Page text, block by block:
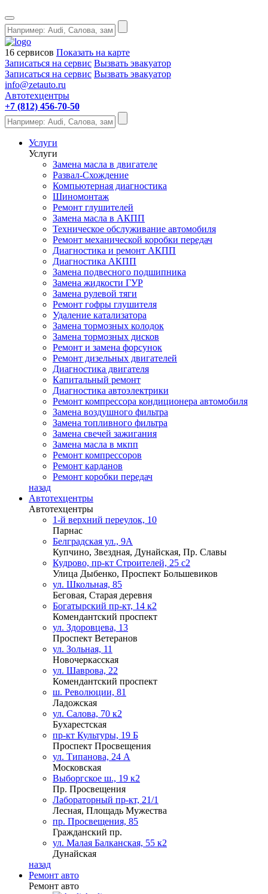
16 сервисов Показать на карте
Записаться на сервис Вызвать эвакуатор
Записаться на сервис Вызвать эвакуатор
info@zetauto.ru
Автотехцентры
+7 (812) 456-70-50
Услуги
Услуги
Замена масла в двигателе
Развал-Схождение
Компьютерная диагностика
Шиномонтаж
Ремонт глушителей
Замена масла в АКПП
Техническое обслуживание автомобиля
Ремонт механической коробки передач
Диагностика и ремонт АКПП
Диагностика АКПП
Замена подвесного подшипника
Замена жидкости ГУР
Замена рулевой тяги
Ремонт гофры глушителя
Удаление катализатора
Замена тормозных колодок
Замена тормозных дисков
Ремонт и замена форсунок
Ремонт дизельных двигателей
Диагностика двигателя
Капитальный ремонт
Диагностика автоэлектрики
Ремонт компрессора кондиционера автомобиля
Замена воздушного фильтра
Замена топливного фильтра
Замена свечей зажигания
Замена масла в мкпп
Ремонт компрессоров
Ремонт карданов
Ремонт коробки передач
назад
Автотехцентры
Автотехцентры
1-й верхний переулок, 10
Парнас
Белградская ул., 9А
Купчино, Звездная, Дунайская, Пр. Славы
Кудрово, пр-кт Строителей, 25 с2
Улица Дыбенко, Проспект Большевиков
ул. Школьная, 85
Беговая, Старая деревня
Богатырский пр-кт, 14 к2
Комендантский проспект
ул. Здоровцева, 13
Проспект Ветеранов
ул. Зольная, 11
Новочеркасская
ул. Шаврова, 22
Комендантский проспект
ш. Революции, 81
Ладожская
ул. Салова, 70 к2
Бухарестская
пр-кт Культуры, 19 Б
Проспект Просвещения
ул. Типанова, 24 А
Московская
Выборгское ш., 19 к2
Пр. Просвещения
Лабораторный пр-кт, 21/1
Лесная, Площадь Мужества
пр. Просвещения, 85
Гражданский пр.
ул. Малая Балканская, 55 к2
Дунайская
назад
Ремонт авто
Ремонт авто